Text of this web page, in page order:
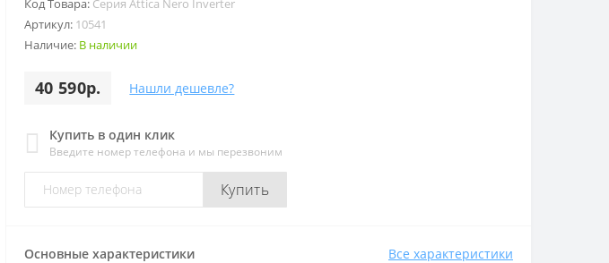
Код Товара: Серия Attica Nero Inverter
Артикул: 10541
Наличие: В наличии
40 590р. Нашли дешевле?
Купить в один клик
Введите номер телефона и мы перезвоним
Купить
Основные характеристики Все характеристики